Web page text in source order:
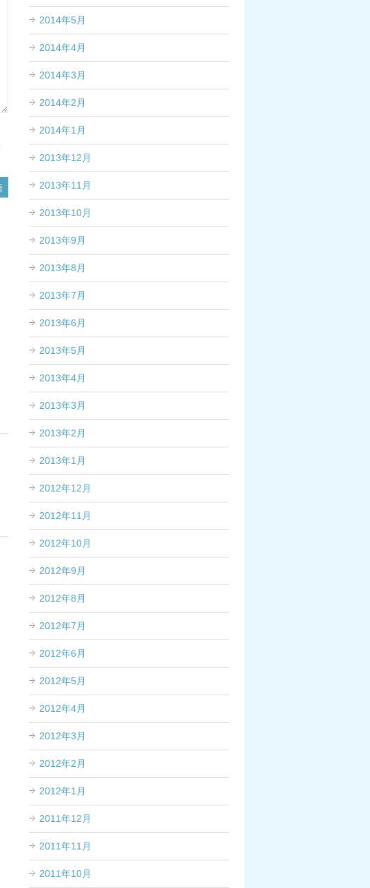
2014年5月
2014年4月
2014年3月
2014年2月
2014年1月
2013年12月
2013年11月
2013年10月
2013年9月
2013年8月
2013年7月
2013年6月
2013年5月
2013年4月
2013年3月
2013年2月
2013年1月
2012年12月
2012年11月
2012年10月
2012年9月
2012年8月
2012年7月
2012年6月
2012年5月
2012年4月
2012年3月
2012年2月
2012年1月
2011年12月
2011年11月
2011年10月